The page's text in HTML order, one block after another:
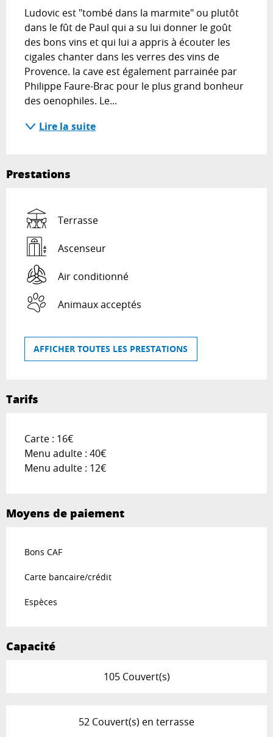
Ludovic est "tombé dans la marmite" ou plutôt
dans le fût de Paul qui a su lui donner le goût
des bons vins et qui lui a appris à écouter les
cigales chanter dans les verres des vins de
Provence. la cave est également parrainée par
Philippe Faure-Brac pour le plus grand bonheur
des oenophiles. Le...
Lire la suite
Prestations
Terrasse
Ascenseur
Air conditionné
Animaux acceptés
AFFICHER TOUTES LES PRESTATIONS
Tarifs
Carte : 16€
Menu adulte : 40€
Menu adulte : 12€
Moyens de paiement
Bons CAF
Carte bancaire/crédit
Espèces
Capacité
105 Couvert(s)
52 Couvert(s) en terrasse